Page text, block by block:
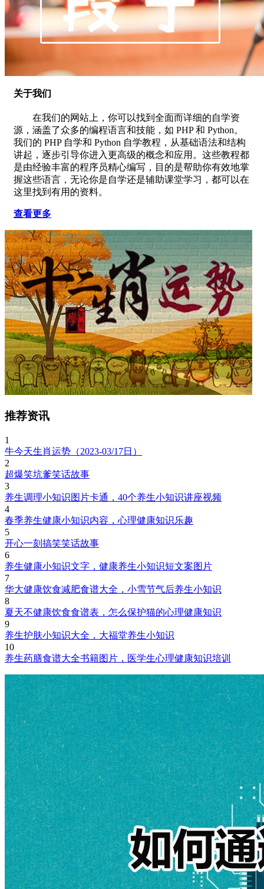
关于我们
在我们的网站上，你可以找到全面而详细的自学资
源，涵盖了众多的编程语言和技能，如 PHP 和 Python。
我们的 PHP 自学和 Python 自学教程，从基础语法和结构
讲起，逐步引导你进入更高级的概念和应用。这些教程都
是由经验丰富的程序员精心编写，目的是帮助你有效地掌
握这些语言，无论你是自学还是辅助课堂学习，都可以在
这里找到有用的资料。
查看更多
推荐资讯
1
牛今天生肖运势（2023-03/17日）
2
超爆笑坑爹笑话故事
3
养生调理小知识图片卡通，40个养生小知识讲座视频
4
春季养生健康小知识内容，心理健康知识乐趣
5
开心一刻搞笑笑话故事
6
养生健康小知识文字，健康养生小知识短文案图片
7
华大健康饮食减肥食谱大全，小雪节气后养生小知识
8
夏天不健康饮食食谱表，怎么保护猫的心理健康知识
9
养生护肤小知识大全，大福堂养生小知识
10
养生药膳食谱大全书籍图片，医学生心理健康知识培训